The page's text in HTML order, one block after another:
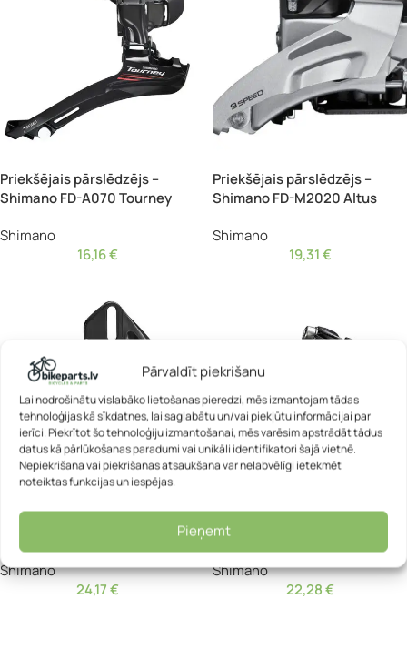
Pārvaldīt piekrišanu
Lai nodrošinātu vislabāko lietošanas pieredzi, mēs izmantojam tādas
tehnoloģijas kā sīkdatnes, lai saglabātu un/vai piekļūtu informācijai par
ierīci. Piekrītot šo tehnoloģiju izmantošanai, mēs varēsim apstrādāt tādus
datus kā pārlūkošanas paradumi vai unikāli identifikatori šajā vietnē.
Nepiekrišana vai piekrišanas atsaukšana var nelabvēlīgi ietekmēt
noteiktas funkcijas un iespējas.
Pieņemt
Priekšējais pārslēdzējs –
Shimano FD-A070 Tourney
Shimano
16,16€
Priekšējais pārslēdzējs –
Shimano FD-M2020 Altus
Shimano
19,31€
Priekšējais pārslēdzējs –
Shimano
24,17€
Priekšējais pārslēdzējs –
Shimano FD-M3120-E Alivio
Shimano
22,28€